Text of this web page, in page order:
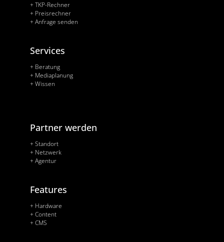
+ TKP-Rechner
+ Preisrechner
+ Anfrage senden
Services
+ Beratung
+ Mediaplanung
+ Wissen
Partner werden
+ Standort
+ Netzwerk
+ Agentur
Features
+ Hardware
+ Content
+ CMS